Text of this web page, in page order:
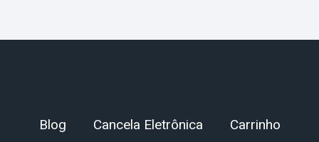
Blog Cancela Eletrônica Carrinho